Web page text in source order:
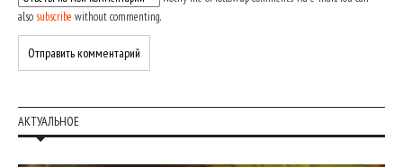
also subscribe without commenting.
АКТУАЛЬНОЕ